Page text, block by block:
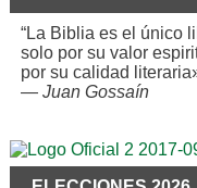
“La Biblia es el único
solo por su valor
por su calidad
— Juan Gossaín